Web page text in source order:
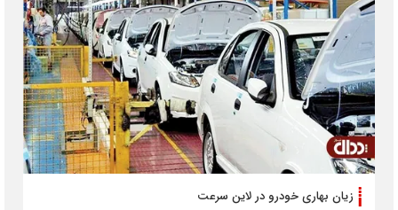
زیان بهاری خودرو در لاین سرعت